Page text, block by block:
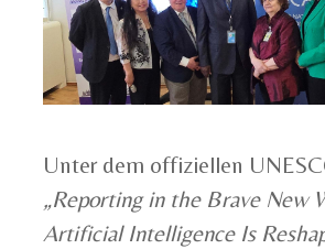
Unter dem offiziellen
„Reporting in the Brave New
Artificial Intelligence Is